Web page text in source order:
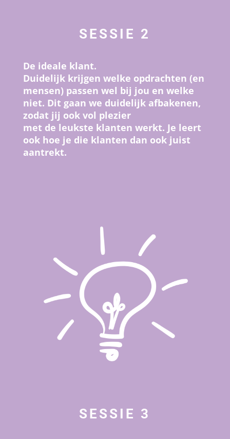
SESSIE 2
De ideale klant.
Duidelijk krijgen welke opdrachten (en
mensen) passen wel bij jou en welke
niet. Dit gaan we duidelijk afbakenen,
zodat jij ook vol plezier
met de leukste klanten werkt. Je leert
ook hoe je die klanten dan ook juist
aantrekt.
SESSIE 3